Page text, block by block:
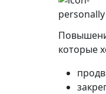
которые